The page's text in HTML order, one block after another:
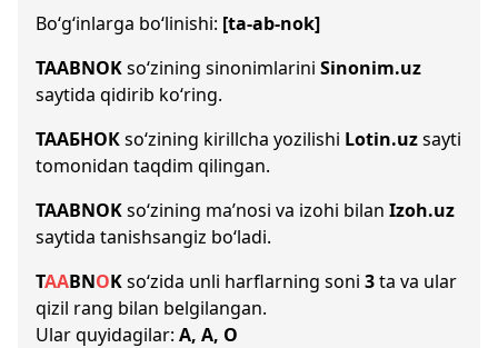
Bo‘g‘inlarga bo‘linishi: [ta-ab-nok]
TAABNOKso‘zining sinonimlarini Sinonim.uz
saytida qidirib ko‘ring.
ТААБНОКso‘zining kirillcha yozilishi Lotin.uzsayti
tomonidan taqdim qilingan.
TAABNOKso‘zining ma’nosi va izohi bilan Izoh.uz
saytida tanishsangiz bo‘ladi.
TAABNOKso‘zida unli harflarning soni 3ta va ular
qizil rang bilan belgilangan.
Ular quyidagilar: A, A, O